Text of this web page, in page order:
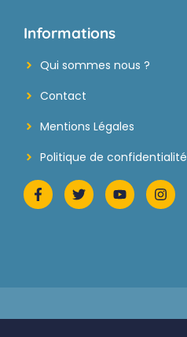
Informations
Qui sommes nous ?
Contact
Mentions Légales
Politique de confidentialité